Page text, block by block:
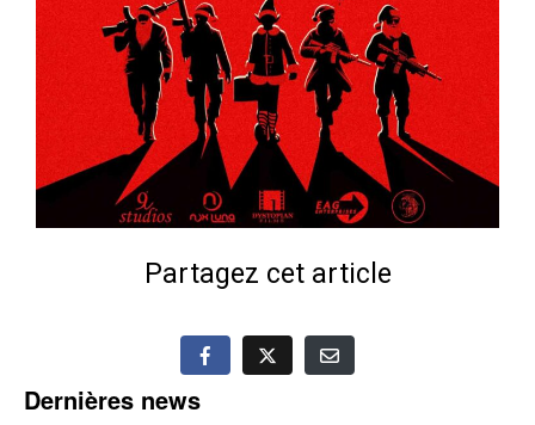
Partagez cet article
Dernières news